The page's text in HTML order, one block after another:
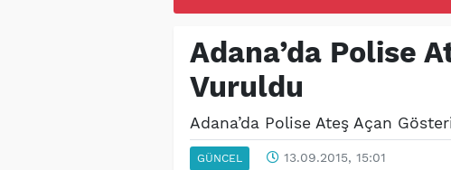
Adana’da Polise
Vuruldu
Adana’da Polise Ateş Açan
GÜNCEL 13.09.2015, 15:01